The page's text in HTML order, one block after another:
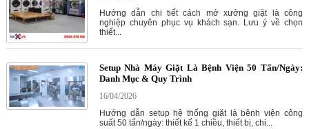
Hướng dẫn chi tiết cách mở xưởng giặt là công
nghiệp chuyên phục vụ khách sạn. Lưu ý về chọn
thiết...
Setup Nhà Máy Giặt Là Bệnh Viện 50 Tấn/Ngày:
Danh Mục & Quy Trình
16/04/2026
Hướng dẫn setup hệ thống giặt là bệnh viện công
suất 50 tấn/ngày: thiết kế 1 chiều, thiết bị, chi...